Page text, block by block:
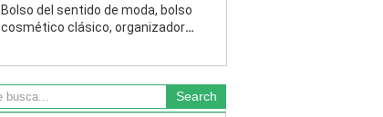
Bolso del sentido de moda, bolso
cosmético clásico, organizador